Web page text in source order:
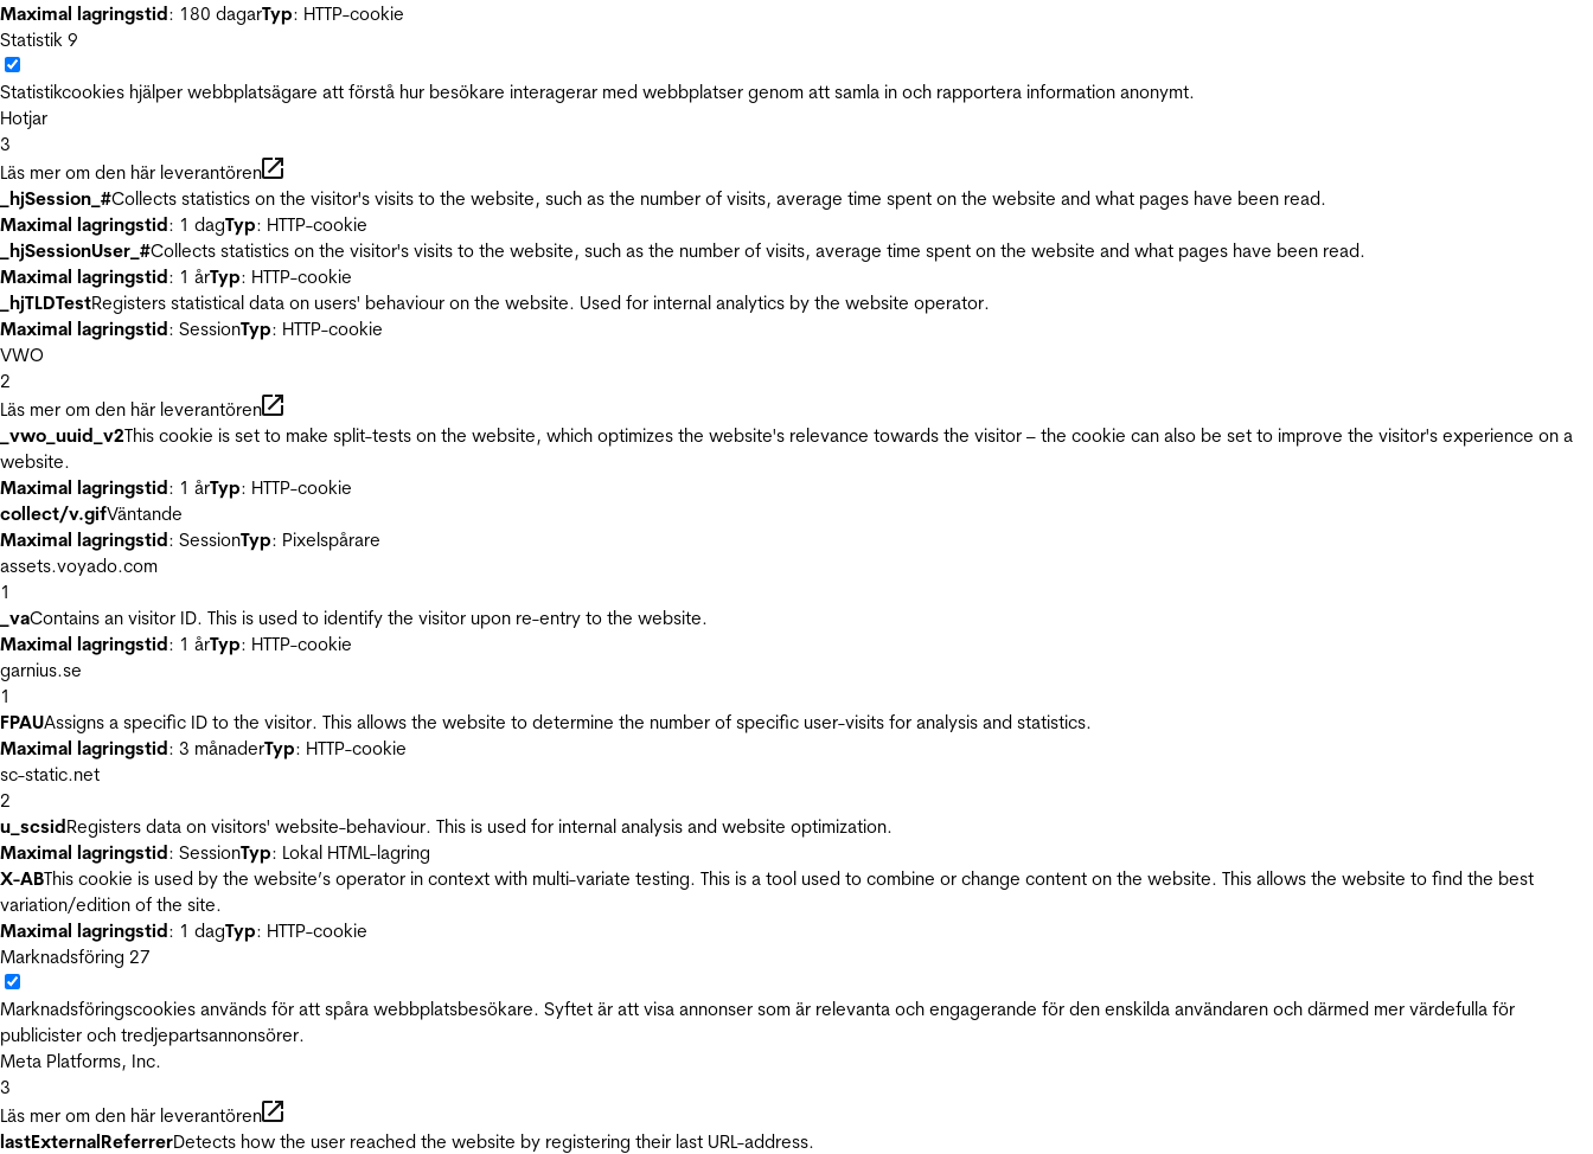
Maximal lagringstid: 180 dagarTyp: HTTP-cookie
Statistik 9
Statistikcookies hjälper webbplatsägare att förstå hur besökare interagerar med webbplatser genom att samla in och rapportera information anonymt.
Hotjar
3
Läs mer om den här leverantören
_hjSession_#Collects statistics on the visitor's visits to the website, such as the number of visits, average time spent on the website and what pages have been read.
Maximal lagringstid: 1 dagTyp: HTTP-cookie
_hjSessionUser_#Collects statistics on the visitor's visits to the website, such as the number of visits, average time spent on the website and what pages have been read.
Maximal lagringstid: 1 årTyp: HTTP-cookie
_hjTLDTestRegisters statistical data on users' behaviour on the website. Used for internal analytics by the website operator.
Maximal lagringstid: SessionTyp: HTTP-cookie
VWO
2
Läs mer om den här leverantören
_vwo_uuid_v2This cookie is set to make split-tests on the website, which optimizes the website's relevance towards the visitor – the cookie can also be set to improve the visitor's experience on a
website.
Maximal lagringstid: 1 årTyp: HTTP-cookie
collect/v.gifVäntande
Maximal lagringstid: SessionTyp: Pixelspårare
assets.voyado.com
1
_vaContains an visitor ID. This is used to identify the visitor upon re-entry to the website.
Maximal lagringstid: 1 årTyp: HTTP-cookie
garnius.se
1
FPAUAssigns a specific ID to the visitor. This allows the website to determine the number of specific user-visits for analysis and statistics.
Maximal lagringstid: 3 månaderTyp: HTTP-cookie
sc-static.net
2
u_scsidRegisters data on visitors' website-behaviour. This is used for internal analysis and website optimization.
Maximal lagringstid: SessionTyp: Lokal HTML-lagring
X-ABThis cookie is used by the website’s operator in context with multi-variate testing. This is a tool used to combine or change content on the website. This allows the website to find the best
variation/edition of the site.
Maximal lagringstid: 1 dagTyp: HTTP-cookie
Marknadsföring 27
Marknadsföringscookies används för att spåra webbplatsbesökare. Syftet är att visa annonser som är relevanta och engagerande för den enskilda användaren och därmed mer värdefulla för
publicister och tredjepartsannonsörer.
Meta Platforms, Inc.
3
Läs mer om den här leverantören
lastExternalReferrerDetects how the user reached the website by registering their last URL-address.